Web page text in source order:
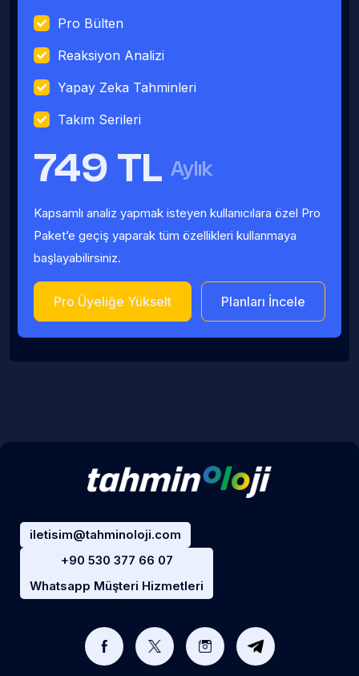
Pro Bülten
Reaksiyon Analizi
Yapay Zeka Tahminleri
Takım Serileri
749 TL Aylık
Kapsamlı analiz yapmak isteyen kullanıcılara özel Pro
Paket’e geçiş yaparak tüm özellikleri kullanmaya
başlayabilirsiniz.
Pro Üyeliğe Yükselt Planları İncele
iletisim@tahminoloji.com
+90 530 377 66 07
Whatsapp Müşteri Hizmetleri